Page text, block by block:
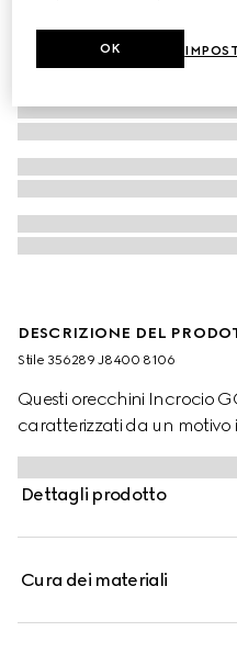
DESCRIZIONE DEL
Stile ‎356289 J8400 8106
Questi orecchini Incrocio
caratterizzati da un motivo
Dettagli prodotto
Cura dei materiali
OK